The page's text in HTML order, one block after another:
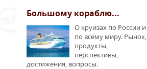
Большому кораблю...
О круизах по России и
по всему миру. Рынок,
продукты,
перспективы,
достижения, вопросы.